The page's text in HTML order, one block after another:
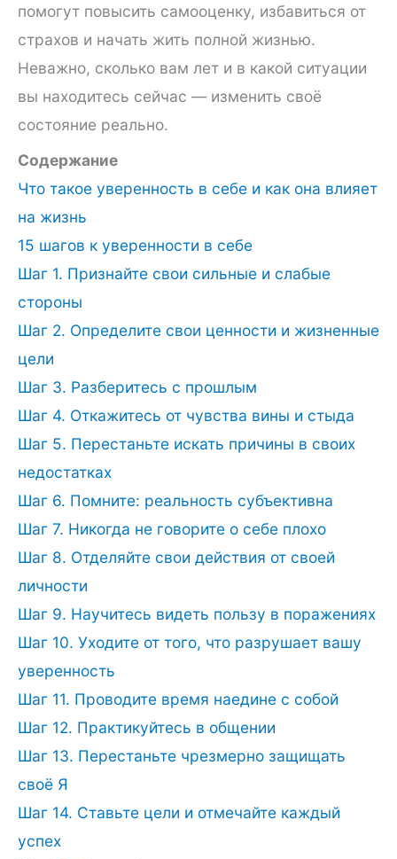
помогут повысить самооценку, избавиться от
страхов и начать жить полной жизнью.
Неважно, сколько вам лет и в какой ситуации
вы находитесь сейчас — изменить своё
состояние реально.
Содержание
Что такое уверенность в себе и как она влияет
на жизнь
15 шагов к уверенности в себе
Шаг 1. Признайте свои сильные и слабые
стороны
Шаг 2. Определите свои ценности и жизненные
цели
Шаг 3. Разберитесь с прошлым
Шаг 4. Откажитесь от чувства вины и стыда
Шаг 5. Перестаньте искать причины в своих
недостатках
Шаг 6. Помните: реальность субъективна
Шаг 7. Никогда не говорите о себе плохо
Шаг 8. Отделяйте свои действия от своей
личности
Шаг 9. Научитесь видеть пользу в поражениях
Шаг 10. Уходите от того, что разрушает вашу
уверенность
Шаг 11. Проводите время наедине с собой
Шаг 12. Практикуйтесь в общении
Шаг 13. Перестаньте чрезмерно защищать
своё Я
Шаг 14. Ставьте цели и отмечайте каждый
успех